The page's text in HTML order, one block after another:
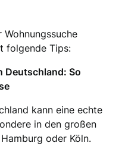
Wohnungssuche
folgende Tips:
Deutschland: So
kann eine echte
in den großen
oder Köln.